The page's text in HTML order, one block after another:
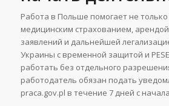
Работа в Польше помогает не
медицинским страхованием,
заявлений и дальнейшей
Украины с временной защитой и
работать без отдельного
работодатель обязан подать
praca.gov.pl в течение 7 дней с